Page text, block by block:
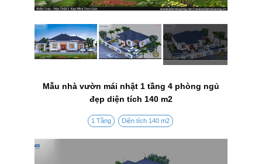
Mẫu nhà vườn mái nhật 1 tầng 4 phòng ngủ
đẹp diện tích 140 m2
1 Tầng Diện tích 140 m2